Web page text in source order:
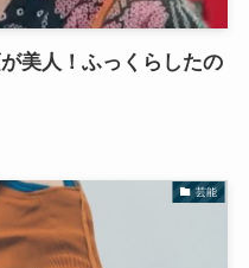
美人！ふっくらしたの
芸能